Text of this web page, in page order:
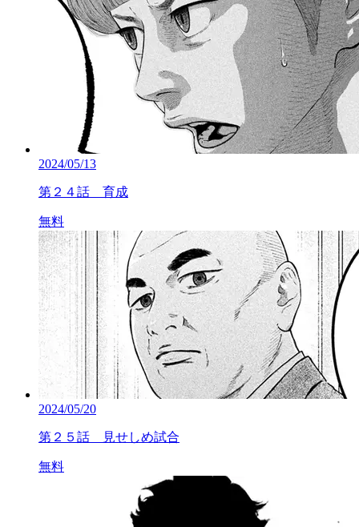
2024/05/13
第２４話 育成
無料
2024/05/20
第２５話 見せしめ試合
無料